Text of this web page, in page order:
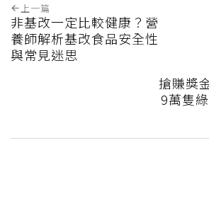
上一篇
非基改一定比較健康？營
養師解析基改食品安全性
與常見迷思
搶賺獎
9萬隻